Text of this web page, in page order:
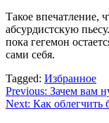
Такое впечатление,
абсурдистскую
пока гегемон
сами себя.
Tagged: Избранное
Навигация
по
Previous: Зачем вам
Next: Как облегчить